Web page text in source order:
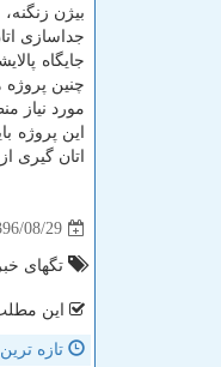
بیژن زنگنه،
جداسازی
جایگاه
چنین
مورد نیاز
این پروژه
اتان گیری از
08/29
تگهای
این
تازه